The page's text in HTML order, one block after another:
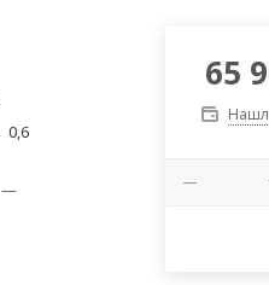
0,6
—
65